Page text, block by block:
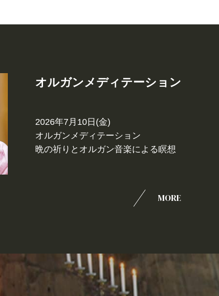
オルガンメディテーション
2026年7月10日(金)
オルガンメディテーション
晩の祈りとオルガン音楽による瞑想
MORE